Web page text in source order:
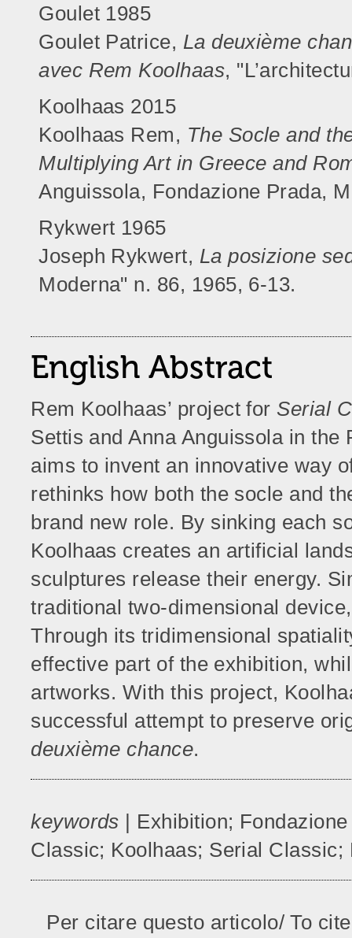
Goulet 1985
Goulet Patrice, La deuxième
avec Rem Koolhaas,
Koolhaas 2015
Koolhaas Rem, The Socle and
Multiplying Art in Greece and
Anguissola, Fondazione Prada,
Rykwert 1965
Joseph Rykwert, La posizione
Moderna" n. 86, 1965, 6-13.
English Abstract
Rem Koolhaas’ project for Serial
Settis and Anna Anguissola in
aims to invent an innovative way
rethinks how both the socle and
brand new role. By sinking each
Koolhaas creates an artificial
sculptures release their energy.
traditional two-dimensional
Through its tridimensional
effective part of the exhibition,
artworks. With this project,
successful attempt to preserve
deuxième chance.
keywords | Exhibition;
Classic; Koolhaas; Serial Classic;
Per citare questo articolo/ To